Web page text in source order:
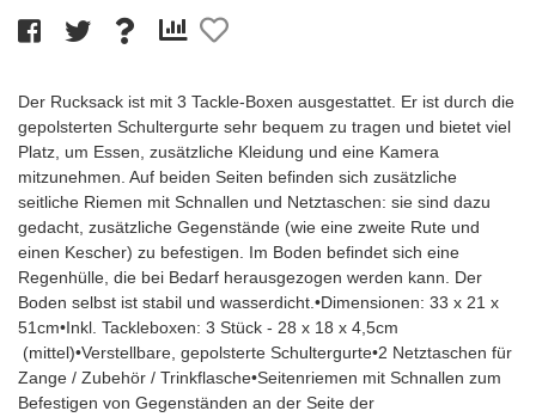
Der Rucksack ist mit 3 Tackle-Boxen ausgestattet. Er ist durch die
gepolsterten Schultergurte sehr bequem zu tragen und bietet viel
Platz, um Essen, zusätzliche Kleidung und eine Kamera
mitzunehmen. Auf beiden Seiten befinden sich zusätzliche
seitliche Riemen mit Schnallen und Netztaschen: sie sind dazu
gedacht, zusätzliche Gegenstände (wie eine zweite Rute und
einen Kescher) zu befestigen. Im Boden befindet sich eine
Regenhülle, die bei Bedarf herausgezogen werden kann. Der
Boden selbst ist stabil und wasserdicht.•Dimensionen: 33 x 21 x
51cm•Inkl. Tackleboxen: 3 Stück - 28 x 18 x 4,5cm
(mittel)•Verstellbare, gepolsterte Schultergurte•2 Netztaschen für
Zange / Zubehör / Trinkflasche•Seitenriemen mit Schnallen zum
Befestigen von Gegenständen an der Seite der